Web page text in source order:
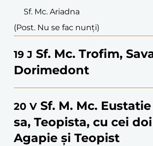
Sf. Mc. Ariadna
(Post. Nu se fac nunți)
19 J Sf. Mc. Trofim,
Dorimedont
20 V Sf. M. Mc.
sa, Teopista, cu cei
Agapie și Teopist